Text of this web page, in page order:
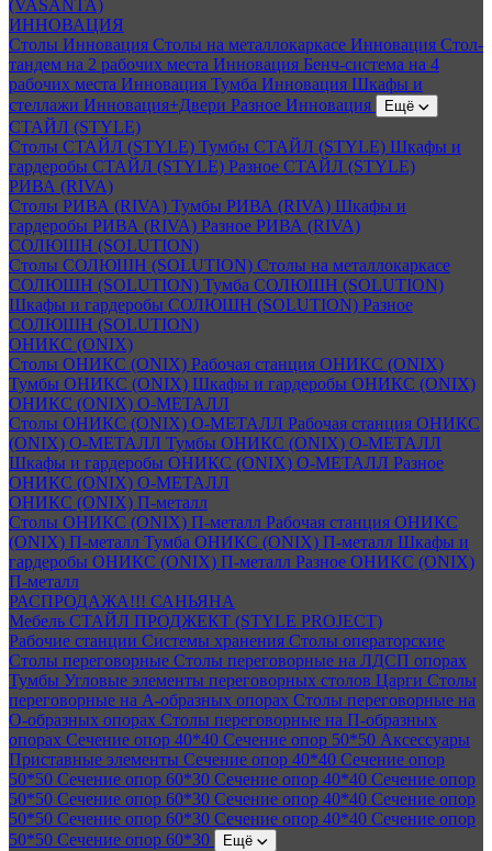
(VASANTA)
ИННОВАЦИЯ
Столы Инновация Столы на металлокаркасе Инновация Стол-
тандем на 2 рабочих места Инновация Бенч-система на 4
рабочих места Инновация Тумба Инновация Шкафы и
стеллажи Инновация+Двери Разное Инновация Ещё
СТАЙЛ (STYLE)
Столы СТАЙЛ (STYLE) Тумбы СТАЙЛ (STYLE) Шкафы и
гардеробы СТАЙЛ (STYLE) Разное СТАЙЛ (STYLE)
РИВА (RIVA)
Столы РИВА (RIVA) Тумбы РИВА (RIVA) Шкафы и
гардеробы РИВА (RIVA) Разное РИВА (RIVA)
СОЛЮШН (SOLUTION)
Столы СОЛЮШН (SOLUTION) Столы на металлокаркасе
СОЛЮШН (SOLUTION) Тумба СОЛЮШН (SOLUTION)
Шкафы и гардеробы СОЛЮШН (SOLUTION) Разное
СОЛЮШН (SOLUTION)
ОНИКС (ONIX)
Столы ОНИКС (ONIX) Рабочая станция ОНИКС (ONIX)
Тумбы ОНИКС (ONIX) Шкафы и гардеробы ОНИКС (ONIX)
ОНИКС (ONIX) O-МЕТАЛЛ
Столы ОНИКС (ONIX) O-МЕТАЛЛ Рабочая станция ОНИКС
(ONIX) O-МЕТАЛЛ Тумбы ОНИКС (ONIX) O-МЕТАЛЛ
Шкафы и гардеробы ОНИКС (ONIX) O-МЕТАЛЛ Разное
ОНИКС (ONIX) O-МЕТАЛЛ
ОНИКС (ONIX) П-металл
Столы ОНИКС (ONIX) П-металл Рабочая станция ОНИКС
(ONIX) П-металл Тумба ОНИКС (ONIX) П-металл Шкафы и
гардеробы ОНИКС (ONIX) П-металл Разное ОНИКС (ONIX)
П-металл
РАСПРОДАЖА!!! САНЬЯНА
Мебель СТАЙЛ ПРОДЖЕКТ (STYLE PROJECT)
Рабочие станции Системы хранения Столы операторские
Столы переговорные Столы переговорные на ЛДСП опорах
Тумбы Угловые элементы переговорных столов Царги Столы
переговорные на А-образных опорах Столы переговорные на
О-образных опорах Столы переговорные на П-образных
опорах Сечение опор 40*40 Сечение опор 50*50 Аксессуары
Приставные элементы Сечение опор 40*40 Сечение опор
50*50 Сечение опор 60*30 Сечение опор 40*40 Сечение опор
50*50 Сечение опор 60*30 Сечение опор 40*40 Сечение опор
50*50 Сечение опор 60*30 Сечение опор 40*40 Сечение опор
50*50 Сечение опор 60*30 Ещё